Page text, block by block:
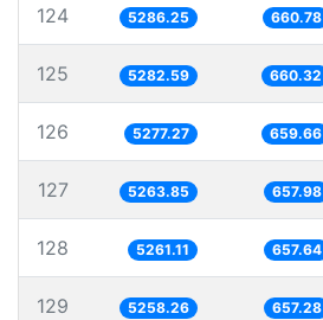
124 5286.25 660.78
125 5282.59 660.32
126 5277.27 659.66
127 5263.85 657.98
128 5261.11 657.64
129 5258.26 657.28